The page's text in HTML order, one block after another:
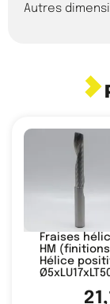
Autres
Fraises
HM
Hélice